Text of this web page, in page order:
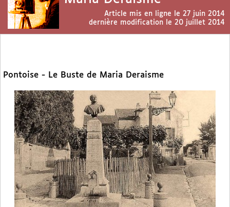
Article mis en ligne le 27 juin 2014
dernière modification le 20 juillet 2014
Pontoise - Le Buste de Maria Deraisme